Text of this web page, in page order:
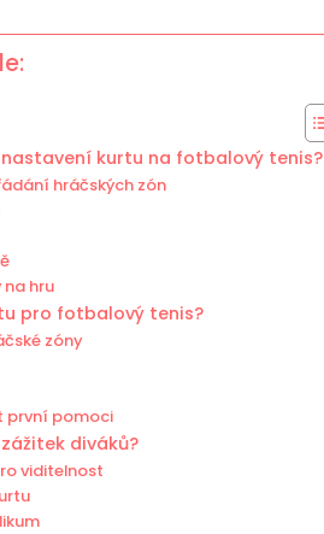
kurtu na fotbalový tenis?
hráčských zón
hru
pro fotbalový tenis?
zóny
první pomoci
diváků?
viditelnost